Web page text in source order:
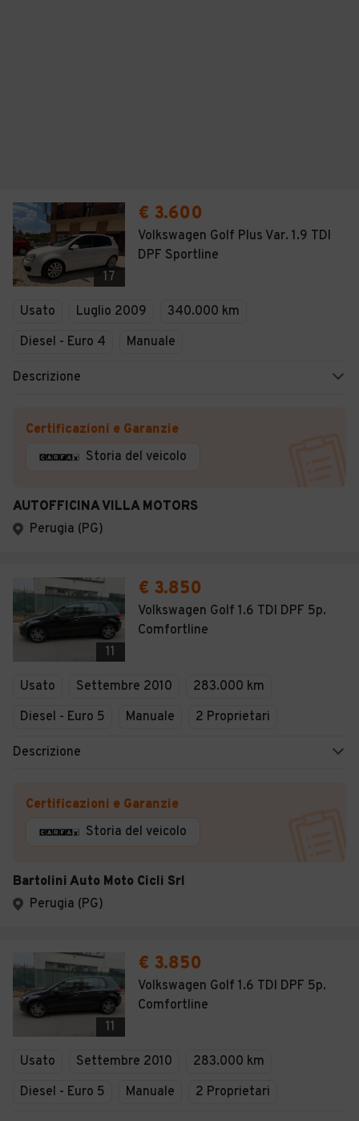
17
€ 3.600
Volkswagen Golf Plus Var. 1.9 TDI
DPF Sportline
Usato Luglio 2009
340.000 km
Diesel - Euro 4
Manuale
Descrizione
Certificazioni e Garanzie
Storia del veicolo
AUTOFFICINA VILLA MOTORS
Perugia (PG)
11
€ 3.850
Volkswagen Golf 1.6 TDI DPF 5p.
Comfortline
Usato Settembre 2010
283.000 km
Diesel - Euro 5
Manuale 2 Proprietari
Descrizione
Certificazioni e Garanzie
Storia del veicolo
Bartolini Auto Moto Cicli Srl
Perugia (PG)
11
€ 3.850
Volkswagen Golf 1.6 TDI DPF 5p.
Comfortline
Usato Settembre 2010
283.000 km
Diesel - Euro 5
Manuale 2 Proprietari